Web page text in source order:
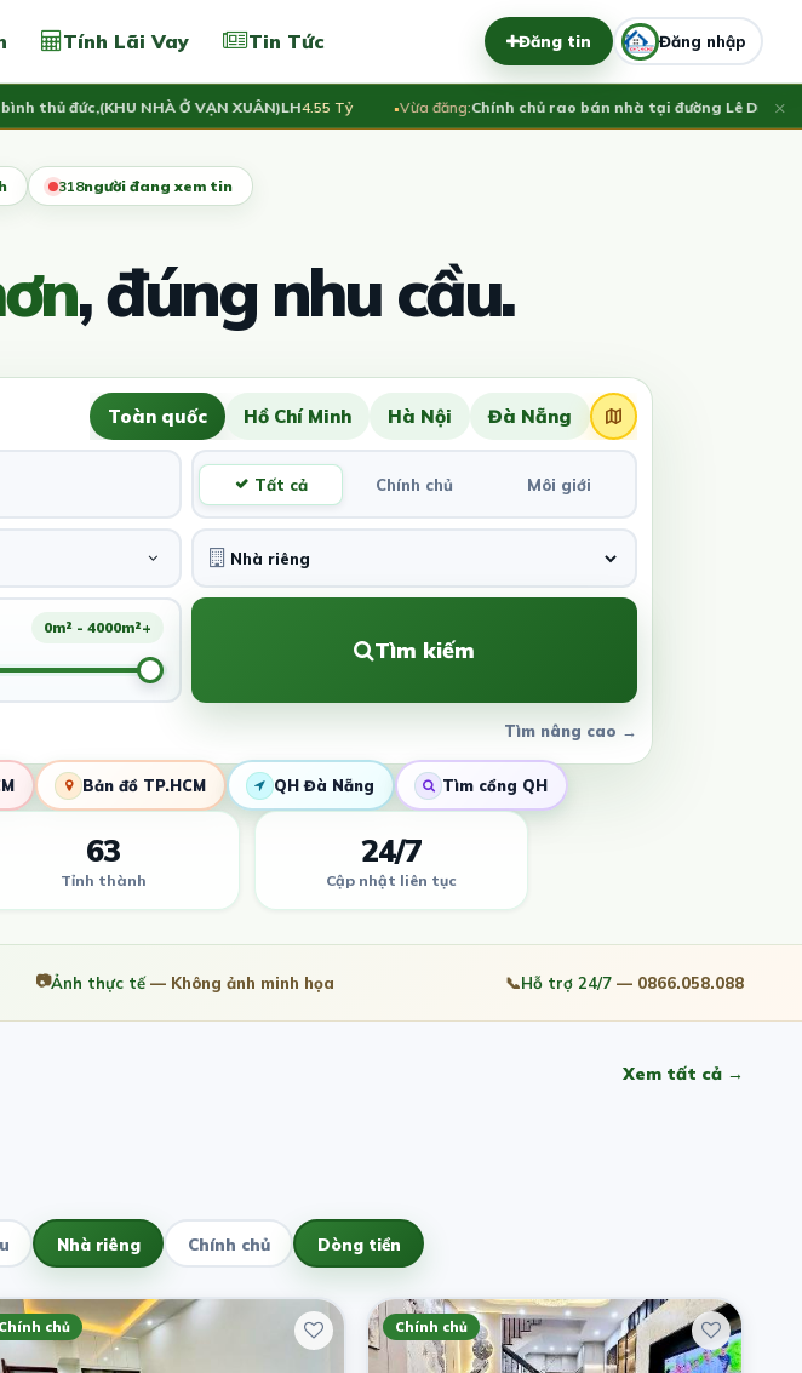
Tính Lãi Vay Tin Tức Đăng tin Đăng nhập
đức,(KHU NHÀ Ở VẠN XUÂN)LH4.55 Tỷ Vừa đăng: Chính chủ rao bán nhà tại đường Lê Duẩn - TP×
321người đang xem tin
, đúng nhu cầu.
Toàn quốc Hồ Chí Minh Hà Nội Đà Nẵng
Tất cả Chính chủ Môi giới
0m² - 4000m²+
Tìm kiếm
Tìm nâng cao →
Bản đồ TP.HCM QH Đà Nẵng Tìm cổng QH
63
Tỉnh thành
24/7
Cập nhật liên tục
📷Ảnh thực tế— Không ảnh minh họa 📞Hỗ trợ 24/7 — 0866.058.088
Xem tất cả →
Nhà riêng Chính chủ Dòng tiền
Chính chủ Chính chủ